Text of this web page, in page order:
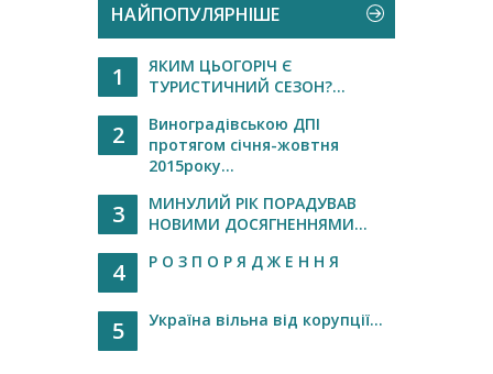
НАЙПОПУЛЯРНІШЕ
1
ЯКИМ ЦЬОГОРІЧ Є
ТУРИСТИЧНИЙ СЕЗОН?...
2
Виноградівською ДПІ
протягом січня-жовтня
2015року...
3
МИНУЛИЙ РІК ПОРАДУВАВ
НОВИМИ ДОСЯГНЕННЯМИ...
4 Р О З П О Р Я Д Ж Е Н Н Я
5 Україна вільна від корупції...